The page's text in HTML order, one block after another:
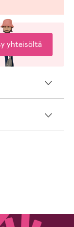
yhteisöltä